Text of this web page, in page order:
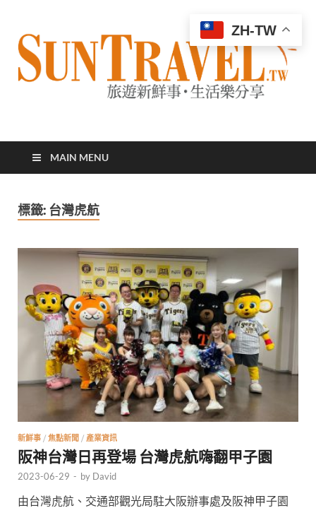
太陽網
MAIN MENU
標籤: 台灣虎航
新鮮事 / 焦點新聞 / 產業資訊
阪神台灣日再登場 台灣虎航嗨翻甲子園
2023-06-29 - by David
由台灣虎航、交通部觀光局駐大阪辦事處及阪神甲子園
ZH-TW